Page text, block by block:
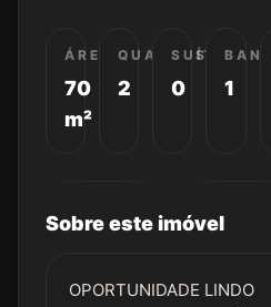
ÁREA
70
m²
QUARTOS
2
SUÍTES
0 1
Sobre este imóvel
OPORTUNIDADE LINDO